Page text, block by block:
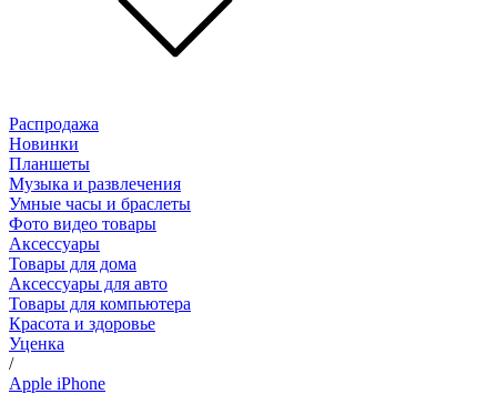
Распродажа
Новинки
Планшеты
Музыка и развлечения
Умные часы и браслеты
Фото видео товары
Аксессуары
Товары для дома
Аксессуары для авто
Товары для компьютера
Красота и здоровье
Уценка
/
Apple iPhone